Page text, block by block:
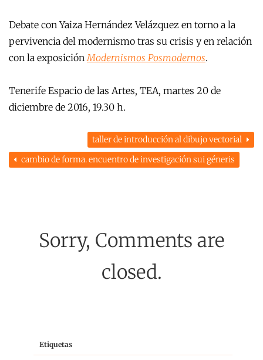
Debate con Yaiza Hernández Velázquez en torno a la
pervivencia del modernismo tras su crisis y en relación
con la exposición Modernismos Posmodernos.
Tenerife Espacio de las Artes, TEA, martes 20 de
diciembre de 2016, 19.30 h.
taller de introducción al dibujo vectorial
cambio de forma. encuentro de investigación sui géneris
Sorry, Comments are
closed.
Etiquetas